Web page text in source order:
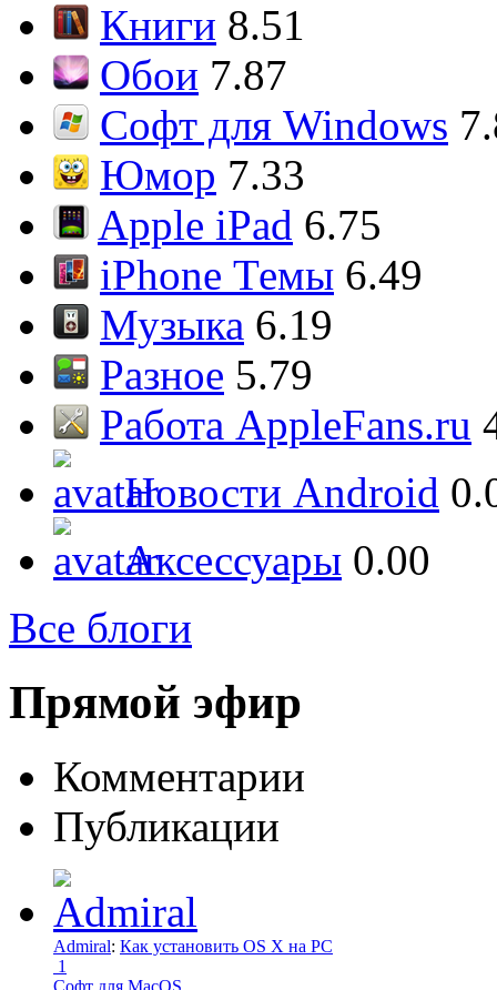
Книги 8.51
Обои 7.87
Софт для Windows
Юмор 7.33
Apple iPad 6.75
iPhone Темы 6.49
Музыка 6.19
Разное 5.79
Работа AppleFans.ru
Новости Android
Аксессуары 0.00
Все блоги
Прямой эфир
Комментарии
Публикации
Admiral: Как установить OS X на PC
1
Софт для MacOS